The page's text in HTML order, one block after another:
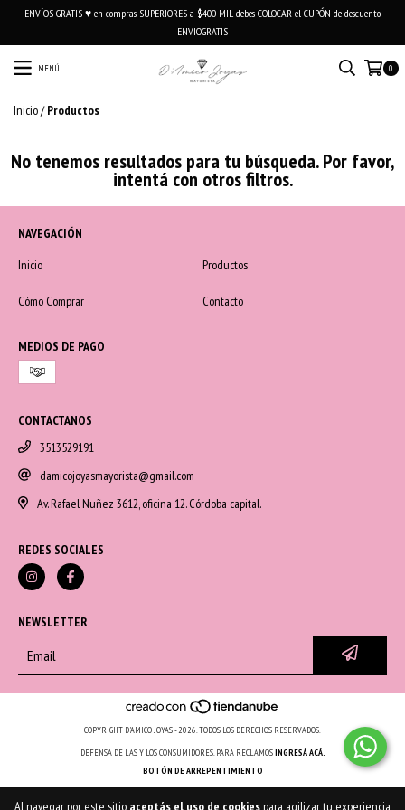
Al navegar por este sitio aceptás el uso de cookiespara agilizar tu experiencia
ENVÍOS GRATIS ♥ en compras SUPERIORES a $400 MIL debes COLOCAR el CUPÓN de descuento
ENVIOGRATIS
MENÚ 0
Inicio/ Productos
No tenemos resultados para tu búsqueda. Por favor,
intentá con otros filtros.
NAVEGACIÓN
Inicio
Productos
Cómo Comprar Contacto
MEDIOS DE PAGO
CONTACTANOS
3513529191
damicojoyasmayorista@gmail.com
Av. Rafael Nuñez 3612, oficina 12. Córdoba capital.
REDES SOCIALES
NEWSLETTER
COPYRIGHT D'AMICO JOYAS - 2026. TODOS LOS DERECHOS RESERVADOS.
DEFENSA DE LAS Y LOS CONSUMIDORES. PARA RECLAMOSINGRESÁ ACÁ.
BOTÓN DE ARREPENTIMIENTO